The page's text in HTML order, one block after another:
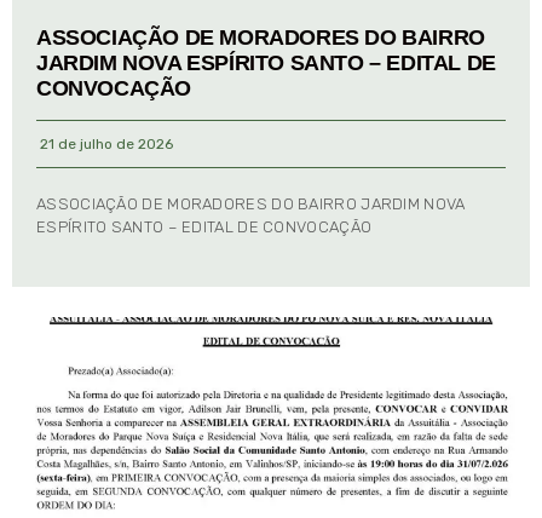
ASSOCIAÇÃO DE MORADORES DO BAIRRO
JARDIM NOVA ESPÍRITO SANTO – EDITAL DE
CONVOCAÇÃO
21 de julho de 2026
ASSOCIAÇÃO DE MORADORES DO BAIRRO JARDIM NOVA
ESPÍRITO SANTO – EDITAL DE CONVOCAÇÃO